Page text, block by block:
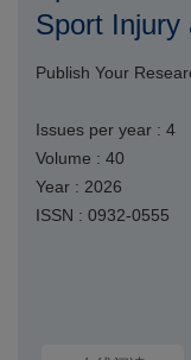
Sport Injury
Publish Your
Issues per year : 4
Volume : 40
Year : 2026
ISSN : 0932-0555